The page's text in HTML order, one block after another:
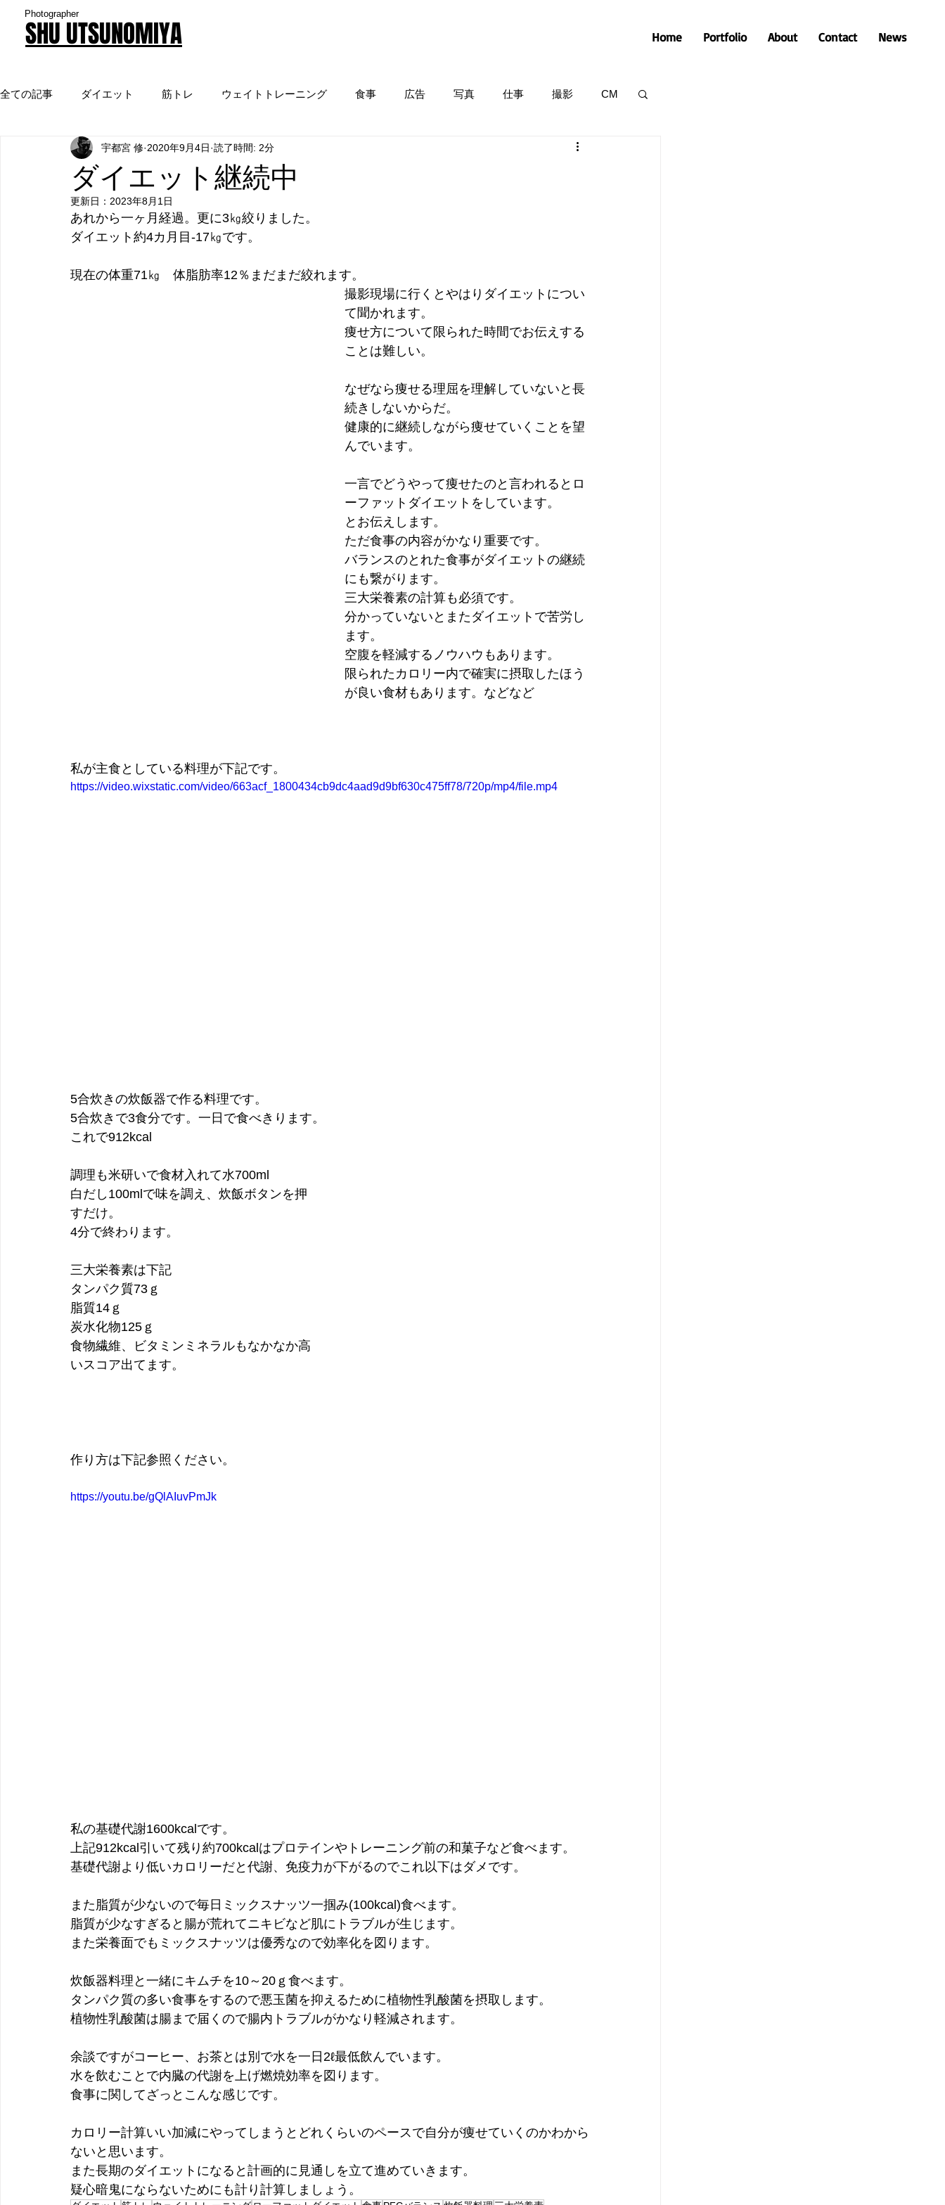
SHU UTSUNOMIYA
Photographer
Home Portfolio About Contact News
全ての記事 ダイエット 筋トレ ウェイトトレーニング 食事 広告 写真 仕事 撮影 CM
実験
ダイエット継続中
宇都宮 修 2020年9月4日 読了時間: 2分
更新日： 2023年8月1日
あれから一ヶ月経過。更に3㎏絞りました。
ダイエット約4カ月目-17㎏です。
現在の体重71㎏　体脂肪率12％まだまだ絞れます。
撮影現場に行くとやはりダイエットについ
て聞かれます。
痩せ方について限られた時間でお伝えする
ことは難しい。
なぜなら痩せる理屈を理解していないと長
続きしないからだ。
健康的に継続しながら痩せていくことを望
んでいます。
一言でどうやって痩せたのと言われるとロ
ーファットダイエットをしています。
とお伝えします。
ただ食事の内容がかなり重要です。
バランスのとれた食事がダイエットの継続
にも繋がります。
三大栄養素の計算も必須です。
分かっていないとまたダイエットで苦労し
ます。
空腹を軽減するノウハウもあります。
限られたカロリー内で確実に摂取したほう
が良い食材もあります。などなど
私が主食としている料理が下記です。
https://video.wixstatic.com/video/663acf_1800434cb9dc4aad9d9bf630c475ff78/720p/mp4/file.mp4
5合炊きの炊飯器で作る料理です。
5合炊きで3食分です。一日で食べきります。
これで912kcal
調理も米研いで食材入れて水700ml
白だし100mlで味を調え、炊飯ボタンを押
すだけ。
4分で終わります。
三大栄養素は下記
タンパク質73ｇ
脂質14ｇ
炭水化物125ｇ
食物繊維、ビタミンミネラルもなかなか高
いスコア出てます。
作り方は下記参照ください。
https://youtu.be/gQlAIuvPmJk
私の基礎代謝1600kcalです。
上記912kcal引いて残り約700kcalはプロテインやトレーニング前の和菓子など食べます。
基礎代謝より低いカロリーだと代謝、免疫力が下がるのでこれ以下はダメです。
また脂質が少ないので毎日ミックスナッツ一掴み(100kcal)食べます。
脂質が少なすぎると腸が荒れてニキビなど肌にトラブルが生じます。
また栄養面でもミックスナッツは優秀なので効率化を図ります。
炊飯器料理と一緒にキムチを10～20ｇ食べます。
タンパク質の多い食事をするので悪玉菌を抑えるために植物性乳酸菌を摂取します。
植物性乳酸菌は腸まで届くので腸内トラブルがかなり軽減されます。
余談ですがコーヒー、お茶とは別で水を一日2ℓ最低飲んでいます。
水を飲むことで内臓の代謝を上げ燃焼効率を図ります。
食事に関してざっとこんな感じです。
カロリー計算いい加減にやってしまうとどれくらいのペースで自分が痩せていくのかわから
ないと思います。
また長期のダイエットになると計画的に見通しを立て進めていきます。
疑心暗鬼にならないためにも計り計算しましょう。